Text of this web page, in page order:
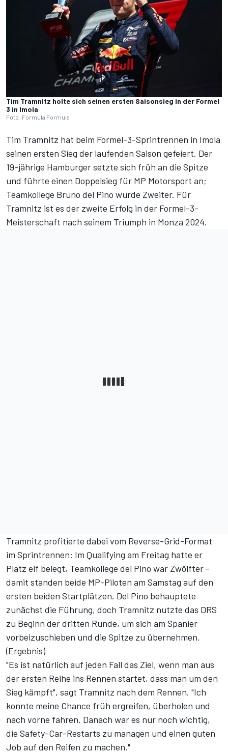
Tim Tramnitz holte sich seinen ersten Saisonsieg in der Formel
3 in Imola
Foto: Formula Formula
Tim Tramnitz hat beim Formel-3-Sprintrennen in Imola
seinen ersten Sieg der laufenden Saison gefeiert. Der
19-jährige Hamburger setzte sich früh an die Spitze
und führte einen Doppelsieg für MP Motorsport an;
Teamkollege Bruno del Pino wurde Zweiter. Für
Tramnitz ist es der zweite Erfolg in der Formel-3-
Meisterschaft nach seinem Triumph in Monza 2024.
Tramnitz profitierte dabei vom Reverse-Grid-Format
im Sprintrennen: Im Qualifying am Freitag hatte er
Platz elf belegt, Teamkollege del Pino war Zwölfter -
damit standen beide MP-Piloten am Samstag auf den
ersten beiden Startplätzen. Del Pino behauptete
zunächst die Führung, doch Tramnitz nutzte das DRS
zu Beginn der dritten Runde, um sich am Spanier
vorbeizuschieben und die Spitze zu übernehmen.
(Ergebnis)
"Es ist natürlich auf jeden Fall das Ziel, wenn man aus
der ersten Reihe ins Rennen startet, dass man um den
Sieg kämpft", sagt Tramnitz nach dem Rennen. "Ich
konnte meine Chance früh ergreifen, überholen und
nach vorne fahren. Danach war es nur noch wichtig,
die Safety-Car-Restarts zu managen und einen guten
Job auf den Reifen zu machen."